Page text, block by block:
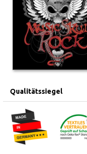
Qualitätssiegel